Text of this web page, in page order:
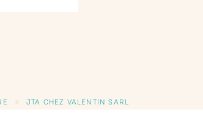
JTA CHEZ VALENTIN SARL